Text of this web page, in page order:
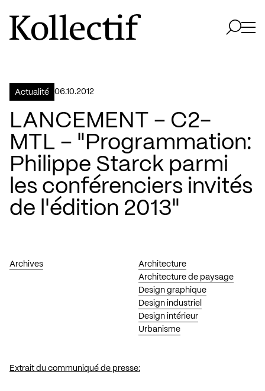
Aller à la page d'accueil
Logo Kollectif
Actualité 06.10.2012
LANCEMENT – C2-
MTL – "Programmation:
Philippe Starck parmi
les conférenciers invités
de l'édition 2013"
Archives
Architecture
Architecture de paysage
Design graphique
Design industriel
Design intérieur
Urbanisme
Extrait du communiqué de presse: